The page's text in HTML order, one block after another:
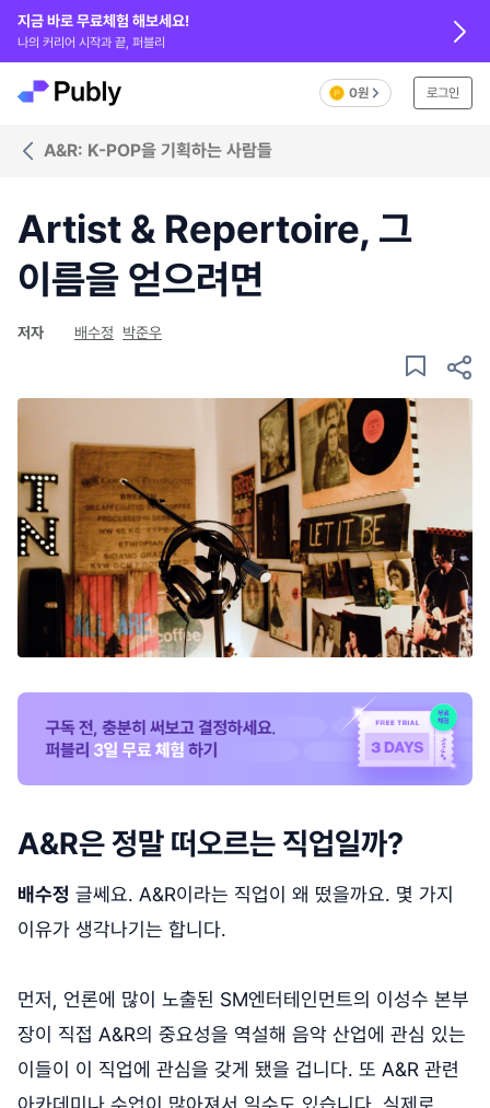
지금 바로 무료체험 해보세요!
나의 커리어 시작과 끝, 퍼블리
0원 로그인
A&R: K-POP을 기획하는 사람들
Artist & Repertoire, 그
이름을 얻으려면
저자 배수정 박준우
A&R은 정말 떠오르는 직업일까?
배수정 글쎄요. A&R이라는 직업이 왜 떴을까요. 몇 가지
이유가 생각나기는 합니다.
먼저, 언론에 많이 노출된 SM엔터테인먼트의 이성수 본부
장이 직접 A&R의 중요성을 역설해 음악 산업에 관심 있는
이들이 이 직업에 관심을 갖게 됐을 겁니다. 또 A&R 관련